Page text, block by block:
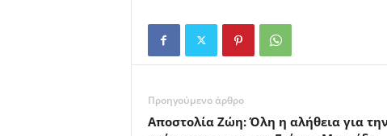
Προηγούμενο άρθρο
Aποστολία Ζώη: Όλη η αλήθεια για